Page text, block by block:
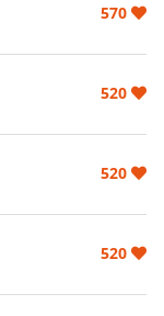
570
520
520
520